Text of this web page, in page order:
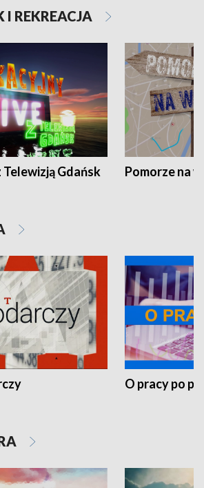
REKREACJA
Gdańsk Pomorze na
O pracy po